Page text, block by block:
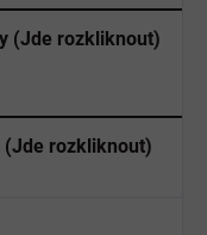
(Jde rozkliknout)
(Jde rozkliknout)